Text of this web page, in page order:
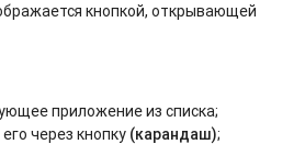
кнопкой, открывающей
приложение из списка;
через кнопку (карандаш);